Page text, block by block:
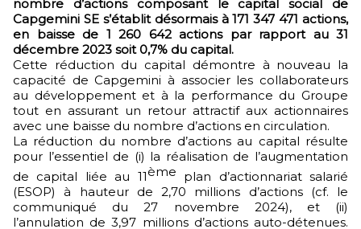
nombre d’actions composant le capital social de
Capgemini SE s’établit désormais à 171 347 471 actions,
en baisse de 1 260 642 actions par rapport au 31
décembre 2023 soit 0,7% du capital.
Cette réduction du capital démontre à nouveau la
capacité de Capgemini à associer les collaborateurs
au développement et à la performance du Groupe
tout en assurant un retour attractif aux actionnaires
avec une baisse du nombre d’actions en circulation.
La réduction du nombre d’actions au capital résulte
pour l’essentiel de (i) la réalisation de l’augmentation
de capital liée au 11ème plan d’actionnariat salarié
(ESOP) à hauteur de 2,70 millions d’actions (cf. le
communiqué du 27 novembre 2024), et (ii)
l’annulation de 3,97 millions d’actions auto-détenues.